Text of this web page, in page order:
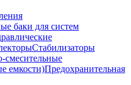
баки для систем
Стабилизаторы
смесительные
емкости)Предохранительная